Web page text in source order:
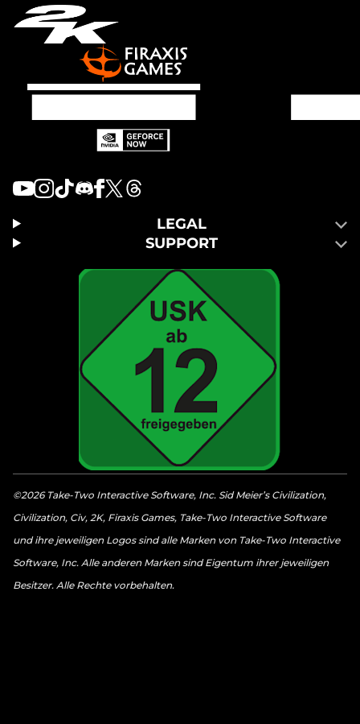
LEGAL
SUPPORT
©2026 Take-Two Interactive Software, Inc. Sid Meier’s Civilization,
Civilization, Civ, 2K, Firaxis Games, Take-Two Interactive Software
und ihre jeweiligen Logos sind alle Marken von Take-Two Interactive
Software, Inc. Alle anderen Marken sind Eigentum ihrer jeweiligen
Besitzer. Alle Rechte vorbehalten.